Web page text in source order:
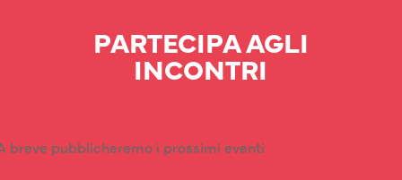
PARTECIPA AGLI
INCONTRI
breve pubblicheremo i prossimi eventi